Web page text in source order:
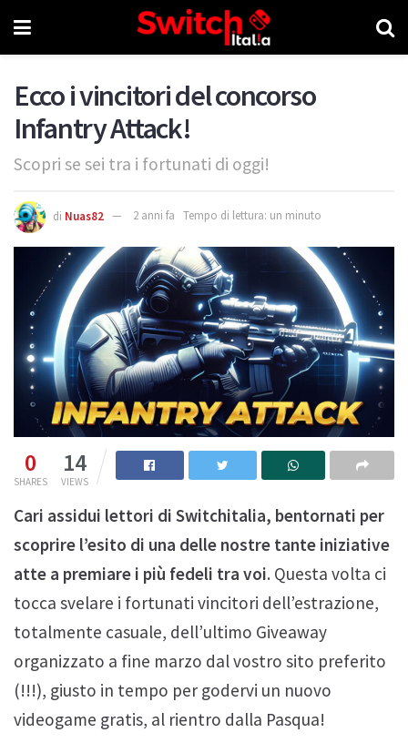
Ecco i vincitori del concorso
Infantry Attack!
Scopri se sei tra i fortunati di oggi!
di Nuas82 2 anni fa Tempo di lettura: un minuto
0
SHARES
14
VIEWS
Cari assidui lettori di Switchitalia, bentornati per
scoprire l’esito di una delle nostre tante iniziative
atte a premiare i più fedeli tra voi. Questa volta ci
tocca svelare i fortunati vincitori dell’estrazione,
totalmente casuale, dell’ultimo Giveaway
organizzato a fine marzo dal vostro sito preferito
(!!!), giusto in tempo per godervi un nuovo
videogame gratis, al rientro dalla Pasqua!